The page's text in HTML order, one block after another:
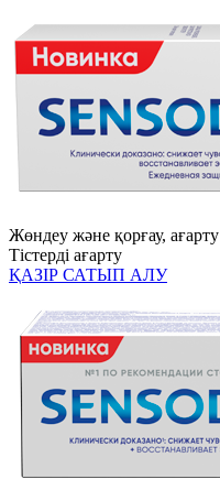
Жөндеу және қорғау, ағарту
Тістерді ағарту
ҚАЗІР САТЫП АЛУ